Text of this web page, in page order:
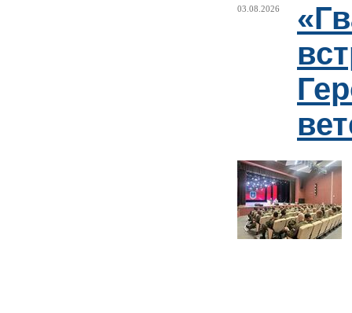
03.08.2026